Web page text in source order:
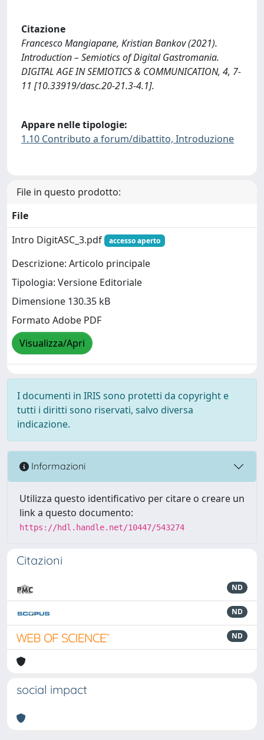
Citazione
Francesco Mangiapane, Kristian Bankov (2021).
Introduction – Semiotics of Digital Gastromania.
DIGITAL AGE IN SEMIOTICS & COMMUNICATION, 4, 7-
11 [10.33919/dasc.20-21.3-4.1].
Appare nelle tipologie:
1.10 Contributo a forum/dibattito, Introduzione
File in questo prodotto:
File
Intro DigitASC_3.pdf
accesso aperto
Descrizione: Articolo principale
Tipologia: Versione Editoriale
Dimensione 130.35 kB
Formato Adobe PDF
Visualizza/Apri
I documenti in IRIS sono protetti da copyright e
tutti i diritti sono riservati, salvo diversa
indicazione.
Informazioni
Utilizza questo identificativo per citare o creare un
link a questo documento:
https://hdl.handle.net/10447/543274
Citazioni
ND
ND
ND
social impact